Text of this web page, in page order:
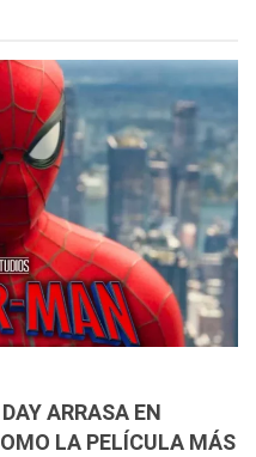
ARRASA EN
LA PELÍCULA MÁS